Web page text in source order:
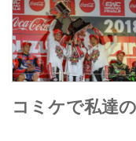
コミケで私達